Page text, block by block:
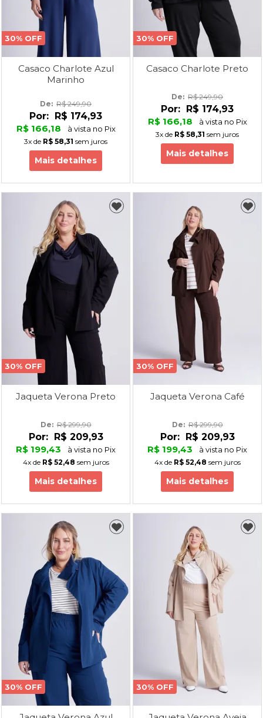
30% OFF
Casaco Charlote Azul
Marinho
De: R$ 249,90
Por: R$ 174,93
R$ 166,18
à vista no Pix
3x de R$ 58,31 sem juros
Mais detalhes
30% OFF
Casaco Charlote Preto
De: R$ 249,90
Por: R$ 174,93
R$ 166,18
à vista no Pix
3x de R$ 58,31 sem juros
Mais detalhes
30% OFF
Jaqueta Verona Preto
De: R$ 299,90
Por: R$ 209,93
R$ 199,43
à vista no Pix
4xde R$ 52,48 sem juros
Mais detalhes
30% OFF
Jaqueta Verona Café
De: R$ 299,90
Por: R$ 209,93
R$ 199,43
à vista no Pix
4xde R$ 52,48 sem juros
Mais detalhes
30% OFF 30% OFF